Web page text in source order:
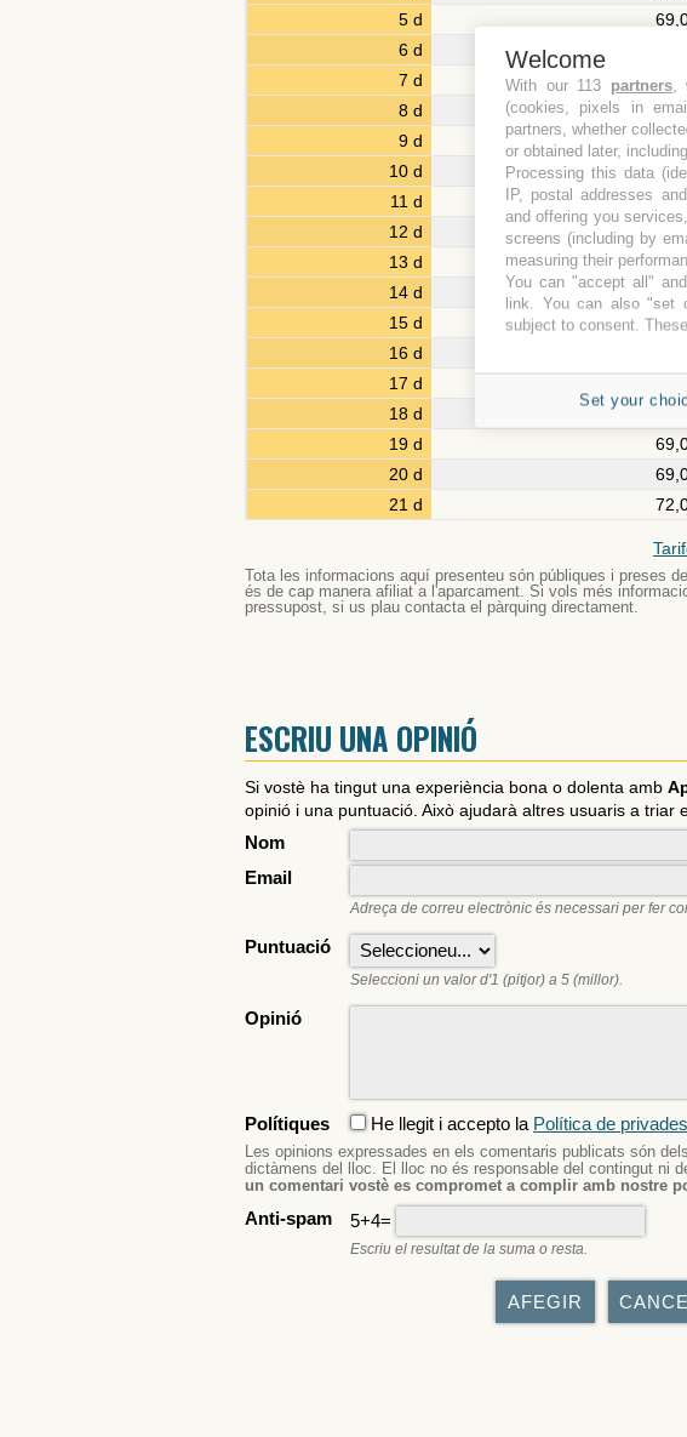
5 d
6 d
7 d
8 d
9 d
10 d
11 d
12 d
13 d
14 d
15 d
16 d
17 d
18 d
19 d
20 d
21 d
Tota les informacions aquí presenteu són públiques i preses
és de cap manera afiliat a l'aparcament. Si vols més
pressupost, si us plau contacta el pàrquing directament.
ESCRIU UNA OPINIÓ
Si vostè ha tingut una experiència bona o dolenta amb
opinió i una puntuació. Això ajudarà altres usuaris a triar
Nom
Email
Adreça de correu electrònic és necessari per fer
Puntuació
Seleccioni un valor d'1 (pitjor) a 5 (millor).
Opinió
Polítiques He llegit i accepto la Política de
Les opinions expressades en els comentaris publicats són
dictàmens del lloc. El lloc no és responsable del contingut ni
un comentari vostè es compromet a complir amb nostre
Anti-spam 5+4=
Escriu el resultat de la suma o resta.
Welcome
With our 113 partners,
(cookies, pixels in
partners, whether
or obtained later,
Processing this data
IP, postal addresses
and offering you
screens (including by
measuring their
You can "accept all"
link. You can also "set
subject to consent.
Set your